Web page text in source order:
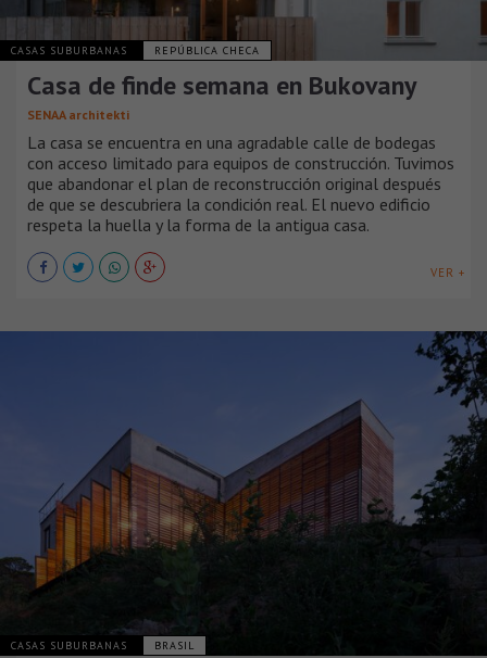
CASAS SUBURBANAS REPÚBLICA CHECA
Casa de finde semana en Bukovany
SENAA architekti
La casa se encuentra en una agradable calle de bodegas
con acceso limitado para equipos de construcción. Tuvimos
que abandonar el plan de reconstrucción original después
de que se descubriera la condición real. El nuevo edificio
respeta la huella y la forma de la antigua casa.
VER +
CASAS SUBURBANAS BRASIL